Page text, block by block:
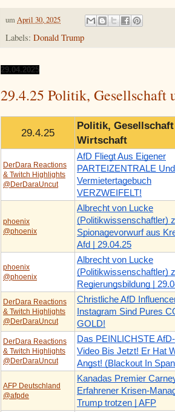
umApril 30, 2025
Labels: Donald Trump
29.04.2025
29.4.25 Politik, Gesellschaft
29.4.25
Politik,
Wirtschaft
DerDara Reactions
& Twitch Highlights
@DerDaraUncut
AfD Fliegt Aus Eigener
PARTEIZENTRALE Und
Vermietertagebuch
VERZWEIFELT!
phoenix
@phoenix
Albrecht von Lucke
(Politikwissenschaftler)
Spionagevorwurf aus
Afd | 29.04.25
phoenix
@phoenix
Albrecht von Lucke
(Politikwissenschaftler)
Regierungsbildung |
DerDara Reactions
& Twitch Highlights
@DerDaraUncut
Christliche AfD
Instagram Sind Pures
GOLD!
DerDara Reactions
& Twitch Highlights
@DerDaraUncut
Das PEINLICHSTE
Video Bis Jetzt! Er Hat
Angst! (Blackout In
AFP Deutschland
@afpde
Kanadas Premier
Erfahrener Krisen-
Trump trotzen | AFP